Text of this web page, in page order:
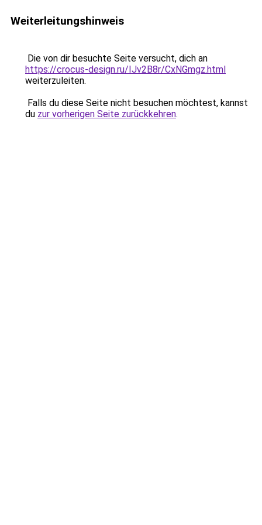
Weiterleitungshinweis
Die von dir besuchte Seite versucht, dich an
https://crocus-design.ru/IJv2B8r/CxNGmgz.html
weiterzuleiten.
Falls du diese Seite nicht besuchen möchtest, kannst
du zur vorherigen Seite zurückkehren.